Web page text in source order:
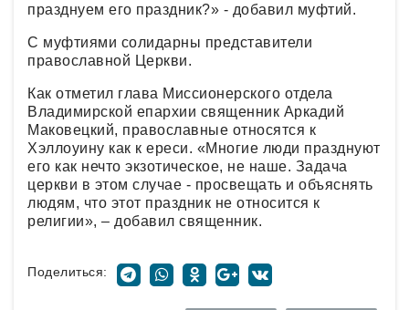
празднуем его праздник?» - добавил муфтий.
С муфтиями солидарны представители
православной Церкви.
Как отметил глава Миссионерского отдела
Владимирской епархии священник Аркадий
Маковецкий, православные относятся к
Хэллоуину как к ереси. «Многие люди празднуют
его как нечто экзотическое, не наше. Задача
церкви в этом случае - просвещать и объяснять
людям, что этот праздник не относится к
религии», – добавил священник.
Поделиться: